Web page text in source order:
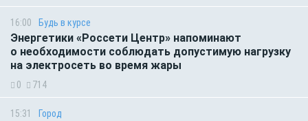
16:00 Будь в курсе
Энергетики «Россети Центр» напоминают
о необходимости соблюдать допустимую нагрузку
на электросеть во время жары
0 714
15:31 Город